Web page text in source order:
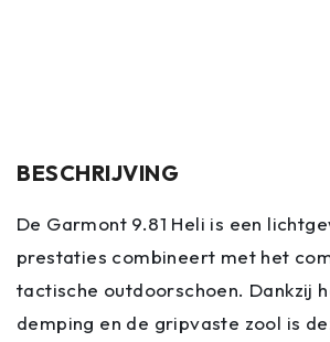
BESCHRIJVING
De Garmont 9.81 Heli is een
prestaties combineert met het
tactische outdoorschoen. Dankzij
demping en de gripvaste zool is